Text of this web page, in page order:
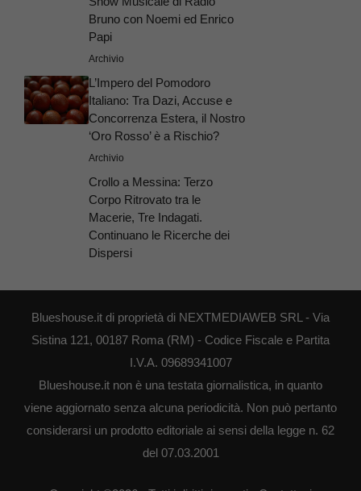
Bruno con Noemi ed Enrico
Papi
Archivio
L’Impero del Pomodoro
Italiano: Tra Dazi, Accuse e
Concorrenza Estera, il Nostro
‘Oro Rosso’ è a Rischio?
Archivio
Crollo a Messina: Terzo
Corpo Ritrovato tra le
Macerie, Tre Indagati.
Continuano le Ricerche dei
Dispersi
Blueshouse.it di proprietà di NEXTMEDIAWEB SRL - Via
Sistina 121, 00187 Roma (RM) - Codice Fiscale e Partita
I.V.A. 09689341007
Blueshouse.it non è una testata giornalistica, in quanto
viene aggiornato senza alcuna periodicità. Non può pertanto
considerarsi un prodotto editoriale ai sensi della legge n. 62
del 07.03.2001